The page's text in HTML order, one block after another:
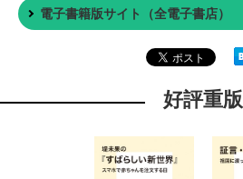
電子書籍版サイト（全電子書店）
好評重版